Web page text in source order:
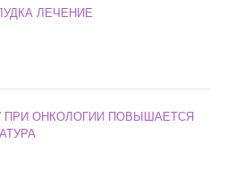
ЛЕЧЕНИЕ
ПРИ ОНКОЛОГИИ ПОВЫШАЕТСЯ